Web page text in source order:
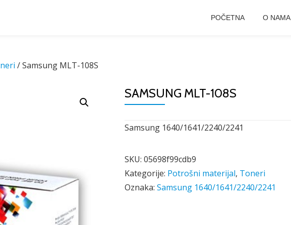
POČETNA O NAMA
/ Samsung MLT-108S
SAMSUNG MLT-108S
Samsung 1640/1641/2240/2241
SKU: 05698f99cdb9
Kategorije: Potrošni materijal, Toneri
Oznaka: Samsung 1640/1641/2240/2241